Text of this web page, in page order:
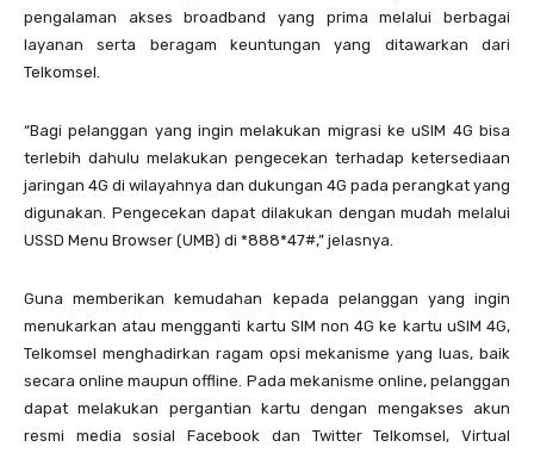
pengalaman akses broadband yang prima melalui berbagai
layanan serta beragam keuntungan yang ditawarkan dari
Telkomsel.
“Bagi pelanggan yang ingin melakukan migrasi ke uSIM 4G bisa
terlebih dahulu melakukan pengecekan terhadap ketersediaan
jaringan 4G di wilayahnya dan dukungan 4G pada perangkat yang
digunakan. Pengecekan dapat dilakukan dengan mudah melalui
USSD Menu Browser (UMB) di *888*47#,” jelasnya.
Guna memberikan kemudahan kepada pelanggan yang ingin
menukarkan atau mengganti kartu SIM non 4G ke kartu uSIM 4G,
Telkomsel menghadirkan ragam opsi mekanisme yang luas, baik
secara online maupun offline. Pada mekanisme online, pelanggan
dapat melakukan pergantian kartu dengan mengakses akun
resmi media sosial Facebook dan Twitter Telkomsel, Virtual